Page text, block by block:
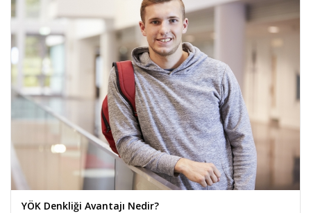
YÖK Denkliği Avantajı Nedir?